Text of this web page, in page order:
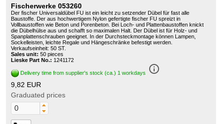
Fischerwerke 053260
Der fischer Universaldübel FU ist ein leicht zu setzender Dübel für fast alle
Baustoffe. Der aus hochwertigem Nylon gefertigte fischer FU spreizt in
Vollbaustoffen wie Beton und Porenbeton. Bei Loch- und Plattenbaustoffen knickt
die Dübelhülse aus und schafft so maximalen Halt. Der Dübel ist für Holz- und
Spanplattenschrauben geeignet. In der Durchsteckmontage können Lampen,
Sockelleisten, leichte Regale und Hängeschränke befestigt werden.
Verkaufseinheit: 50 ST.
Sales unit: 50 pieces
Lieske Part No.: 1241172
Delivery time from supplier's stock (ca.) 1 workdays info_outline
9,82 EUR
Graduated prices